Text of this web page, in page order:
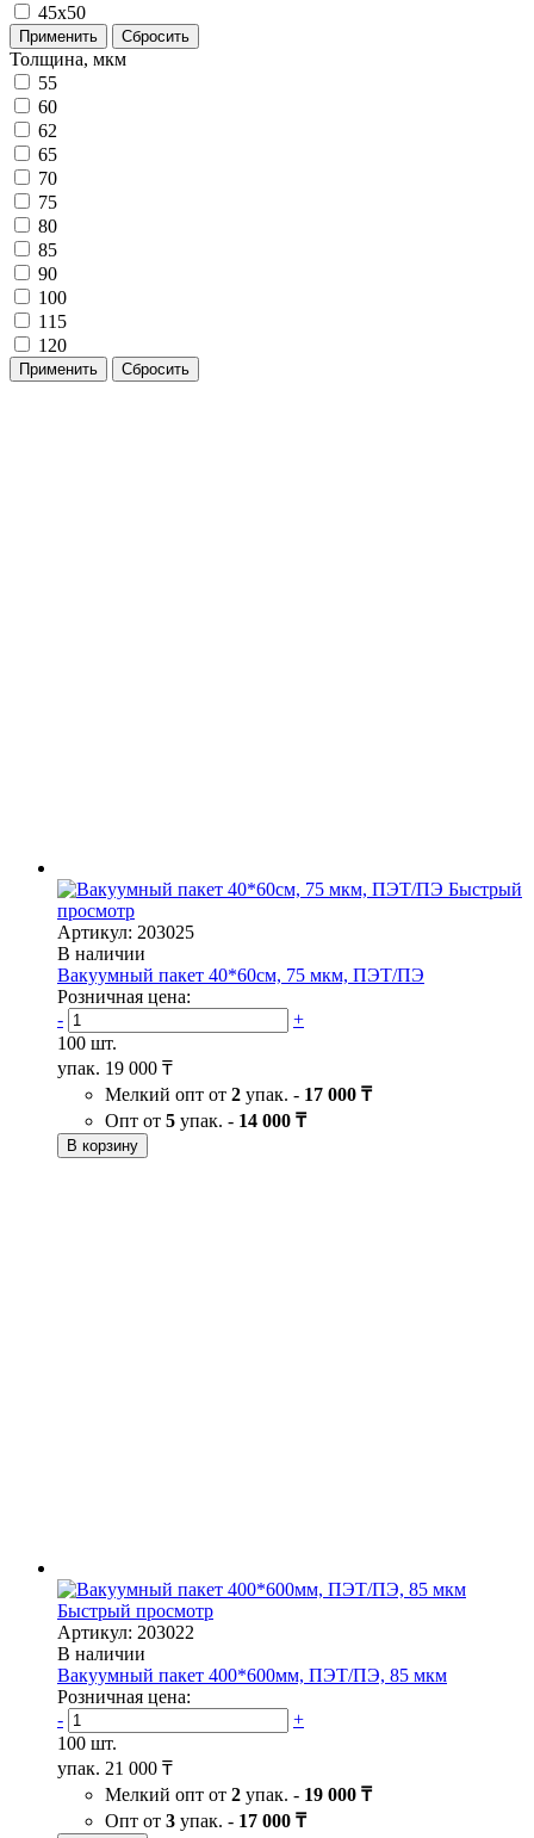
45х50
Применить Сбросить
Толщина, мкм
55
60
62
65
70
75
80
85
90
100
115
120
Применить Сбросить
Быстрый
просмотр
Артикул: 203025
В наличии
Вакуумный пакет 40*60см, 75 мкм, ПЭТ/ПЭ
Розничная цена:
-
+
100 шт.
упак. 19 000 ₸
Мелкий опт от 2 упак. - 17 000 ₸
Опт от 5 упак. - 14 000 ₸
В корзину
Быстрый просмотр
Артикул: 203022
В наличии
Вакуумный пакет 400*600мм, ПЭТ/ПЭ, 85 мкм
Розничная цена:
-
+
100 шт.
упак. 21 000 ₸
Мелкий опт от 2 упак. - 19 000 ₸
Опт от 3 упак. - 17 000 ₸